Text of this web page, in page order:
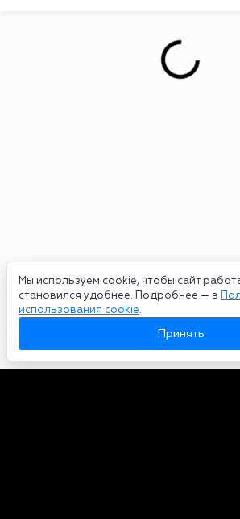
Мы используем cookie, чтобы сайт
становился удобнее. Подробнее — в
использования cookie.
Принять